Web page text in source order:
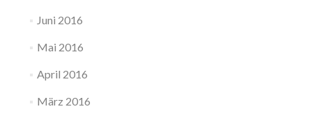
Juni 2016
Mai 2016
April 2016
März 2016